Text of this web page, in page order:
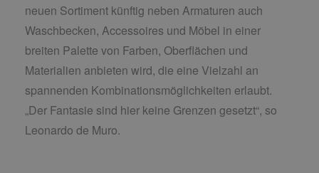
neuen Sortiment künftig neben Armaturen auch
Waschbecken, Accessoires und Möbel in einer
breiten Palette von Farben, Oberflächen und
Materialien anbieten wird, die eine Vielzahl an
spannenden Kombinationsmöglichkeiten erlaubt.
„Der Fantasie sind hier keine Grenzen gesetzt“, so
Leonardo de Muro.